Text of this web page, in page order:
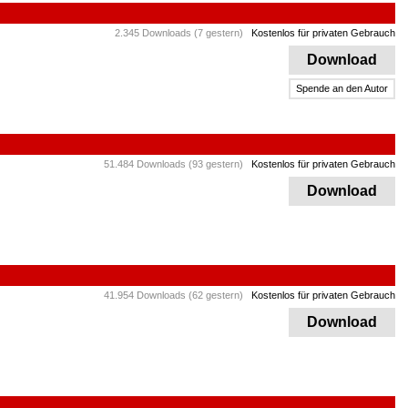
2.345 Downloads (7 gestern) Kostenlos für privaten Gebrauch
Download
Spende an den Autor
51.484 Downloads (93 gestern) Kostenlos für privaten Gebrauch
Download
41.954 Downloads (62 gestern) Kostenlos für privaten Gebrauch
Download